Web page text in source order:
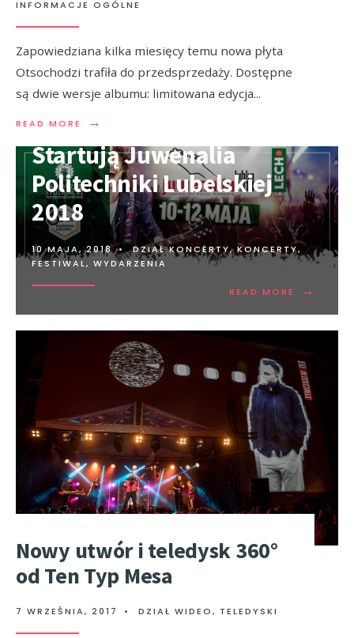
INFORMACJE OGÓLNE
Zapowiedziana kilka miesięcy temu nowa płyta
Otsochodzi trafiła do przedsprzedaży. Dostępne
są dwie wersje albumu: limitowana edycja...
READ MORE →
Startują Juwenalia
Politechniki Lubelskiej
2018
10 MAJA, 2018 • DZIAŁ KONCERTY,KONCERTY,
FESTIWAL, WYDARZENIA
READ MORE →
Nowy utwór i teledysk 360°
od Ten Typ Mesa
7 WRZEŚNIA, 2017 • DZIAŁ WIDEO, TELEDYSKI